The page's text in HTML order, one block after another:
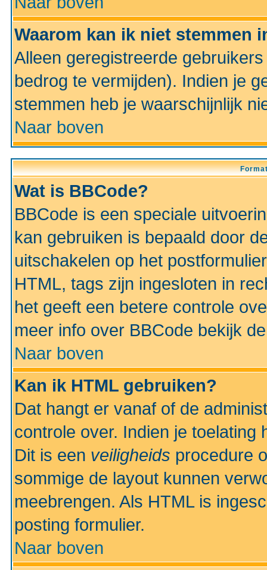
Waarom kan ik niet stemmen
Alleen geregistreerde
bedrog te vermijden). Indien je
stemmen heb je waarschijnlijk
Naar boven
Wat is BBCode?
BBCode is een speciale
kan gebruiken is bepaald door
uitschakelen op het
HTML, tags zijn ingesloten in
het geeft een betere controle
meer info over BBCode bekijk
Naar boven
Kan ik HTML gebruiken?
Dat hangt er vanaf of de
controle over. Indien je
Dit is een veiligheids procedure
sommige de layout kunnen
meebrengen. Als HTML is
posting formulier.
Naar boven